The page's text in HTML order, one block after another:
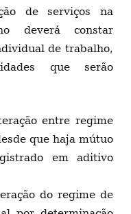
de serviços na
deverá constar
de trabalho,
que serão
entre regime
que haja mútuo
em aditivo
do regime de